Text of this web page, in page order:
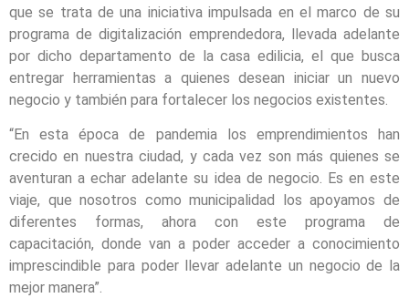
que se trata de una iniciativa impulsada en el marco de su
programa de digitalización emprendedora, llevada adelante
por dicho departamento de la casa edilicia, el que busca
entregar herramientas a quienes desean iniciar un nuevo
negocio y también para fortalecer los negocios existentes.
“En esta época de pandemia los emprendimientos han
crecido en nuestra ciudad, y cada vez son más quienes se
aventuran a echar adelante su idea de negocio. Es en este
viaje, que nosotros como municipalidad los apoyamos de
diferentes formas, ahora con este programa de
capacitación, donde van a poder acceder a conocimiento
imprescindible para poder llevar adelante un negocio de la
mejor manera”.